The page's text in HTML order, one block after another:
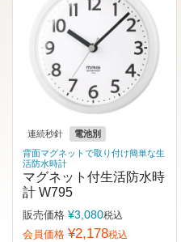
連続秒針
電池別
背面マグネットで取り付け簡単な生
活防水時計
マグネット付生活防水時
計 W795
販売価格 ¥3,080税込
会員価格 ¥2,178税込